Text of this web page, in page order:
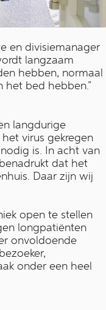
en divisiemanager
langzaam
hebben, normaal
bed hebben.”
langdurige
virus gekregen
is. In acht van
dat het
Daar zijn wij
open te stellen
longpatiënten
onvoldoende
onder een heel